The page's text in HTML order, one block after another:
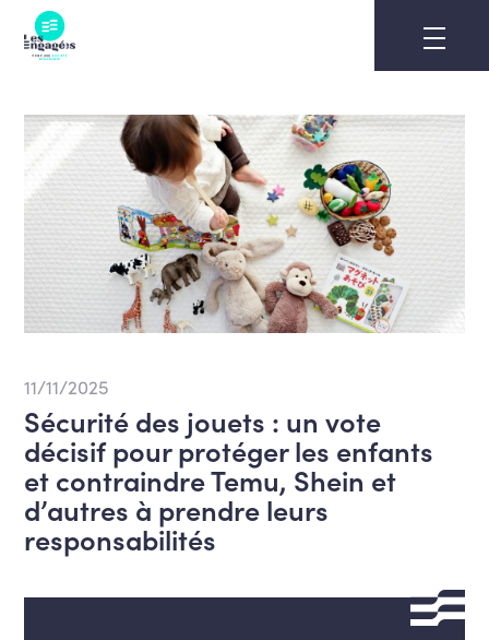
content
11/11/2025
Sécurité des jouets : un vote
décisif pour protéger les enfants
et contraindre Temu, Shein et
d’autres à prendre leurs
responsabilités